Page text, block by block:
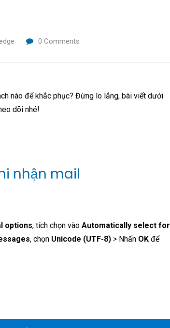
0 Comments
nào để khắc phục? Đừng lo lắng, bài viết dưới
dõi nhé!
nhận mail
options, tích chọn vào Automatically select for
, chọn Unicode (UTF-8) > Nhấn OK để